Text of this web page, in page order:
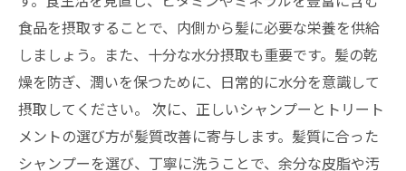
食品を摂取することで、内側から髪に必要な栄養を供給
しましょう。また、十分な水分摂取も重要です。髪の乾
燥を防ぎ、潤いを保つために、日常的に水分を意識して
摂取してください。 次に、正しいシャンプーとトリート
メントの選び方が髪質改善に寄与します。髪質に合った
シャンプーを選び、丁寧に洗うことで、余分な皮脂や汚